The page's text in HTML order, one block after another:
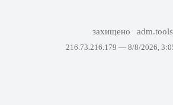
захищено adm.tools
216.73.216.179 — 8/8/2026,